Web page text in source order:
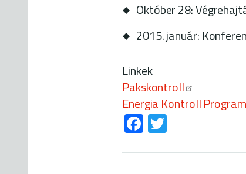
Október 28:
2015. január:
Linkek
Pakskontroll
Energia Kontroll Program
Fa
ce
b tt